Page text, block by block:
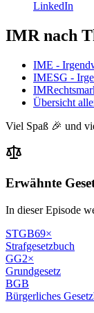
LinkedIn
IMR nach
IME -
IMESG -
Übersicht
Viel Spaß 🎉 und
Erwähnte
In dieser Episode
STGB69×
Strafgesetzbuch
GG2×
Grundgesetz
BGB
Bürgerliches